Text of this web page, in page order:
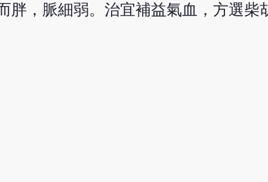
胖，脈細弱。治宜補益氣血，方選柴